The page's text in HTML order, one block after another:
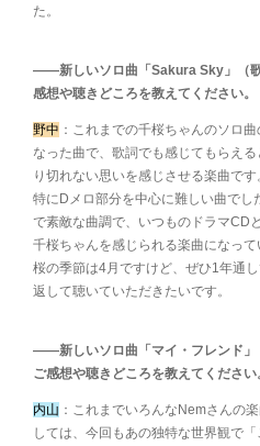
た。
――新しいソロ曲「Sakura Sky」（
感想や聴きどころを教えてください。
野中 ：これまでの千桜ちゃんのソロ
なった曲で、歌詞でも感じてもらえ
り切れない思いを感じさせる楽曲です
特にDメロ部分を中心に難しい曲でし
で素敵な曲調で、いつものドラマCD
千桜ちゃんを感じられる楽曲になって
桜の季節は4月ですけど、ぜひ1年通
返して聴いていただきたいです。
――新しいソロ曲「マイ・フレンド」
ご感想や聴きどころを教えてください
内山 ：これまでいろんなNemさんの
しては、今回もあの独特な世界観で